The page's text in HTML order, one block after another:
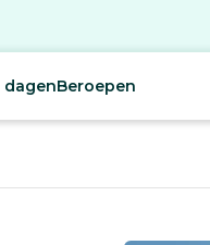
dagenBeroepen